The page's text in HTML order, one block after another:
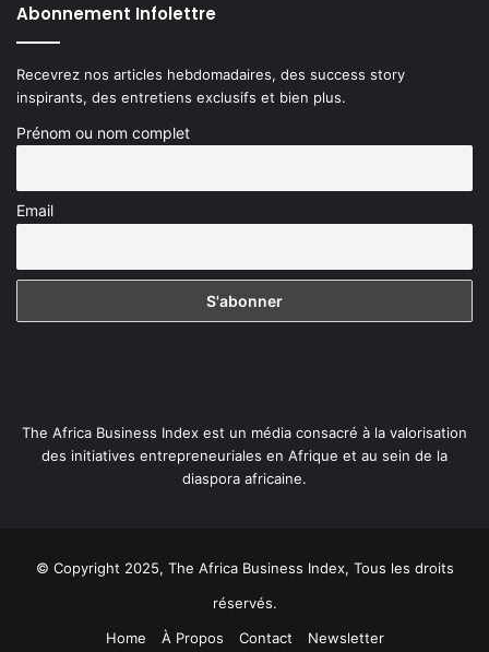
Abonnement Infolettre
Recevrez nos articles hebdomadaires, des success story
inspirants, des entretiens exclusifs et bien plus.
Prénom ou nom complet
Email
The Africa Business Index est un média consacré à la valorisation
des initiatives entrepreneuriales en Afrique et au sein de la
diaspora africaine.
© Copyright 2025, The Africa Business Index, Tous les droits
réservés.
Home
À Propos Contact Newsletter